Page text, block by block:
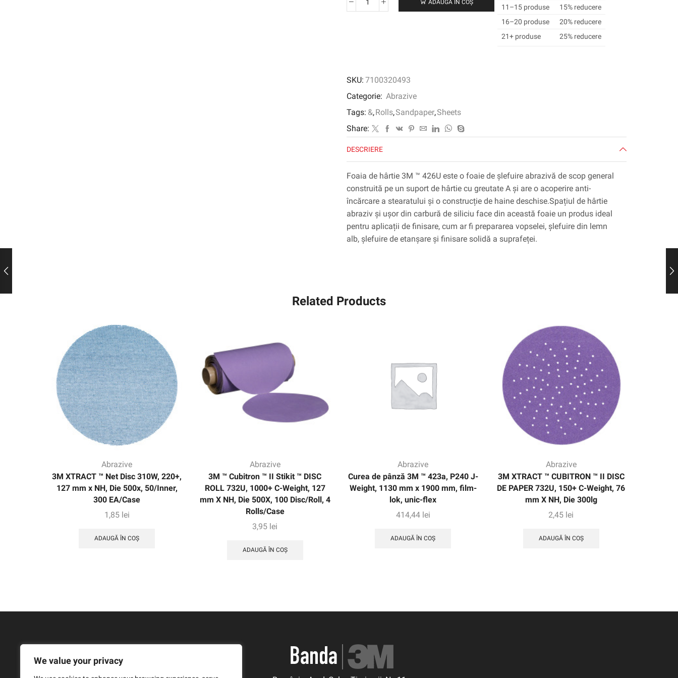
We value your privacy
Cantitate
ADAUGĂ ÎN COȘ
11–15 produse
15% reducere
16–20 produse
20% reducere
21+ produse
25% reducere
SKU: 7100320493
Categorie: Abrazive
Tags: &,Rolls,Sandpaper,Sheets
Share:
DESCRIERE
Foaia de hârtie 3M ™ 426U este o foaie de șlefuire abrazivă de scop general
construită pe un suport de hârtie cu greutate A și are o acoperire anti-
încărcare a stearatului și o construcție de haine deschise.Spațiul de hârtie
abraziv și ușor din carbură de siliciu face din această foaie un produs ideal
pentru aplicații de finisare, cum ar fi prepararea vopselei, șlefuire din lemn
alb, șlefuire de etanșare și finisare solidă a suprafeței.
Related Products
Abrazive
3M XTRACT ™ Net Disc 310W, 220+,
127 mm x NH, Die 500x, 50/Inner,
300 EA/Case
1,85 lei
ADAUGĂ ÎN COȘ
Abrazive
3M ™ Cubitron ™ II Stikit ™ DISC
ROLL 732U, 1000+ C-Weight, 127
mm X NH, Die 500X, 100 Disc/Roll, 4
Rolls/Case
3,95 lei
ADAUGĂ ÎN COȘ
Abrazive
Curea de pânză 3M ™ 423a, P240 J-
Weight, 1130 mm x 1900 mm, film-
lok, unic-flex
414,44 lei
ADAUGĂ ÎN COȘ
Abrazive
3M XTRACT ™ CUBITRON ™ II DISC
DE PAPER 732U, 150+ C-Weight, 76
mm X NH, Die 300lg
2,45 lei
ADAUGĂ ÎN COȘ